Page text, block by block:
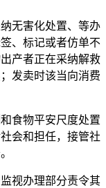
无害化处置、等办
、标记或者仿单不
产者正在采纳解救
发卖时该当向消费
食物平安尺度处置
会和担任，接管社
视办理部分责令其